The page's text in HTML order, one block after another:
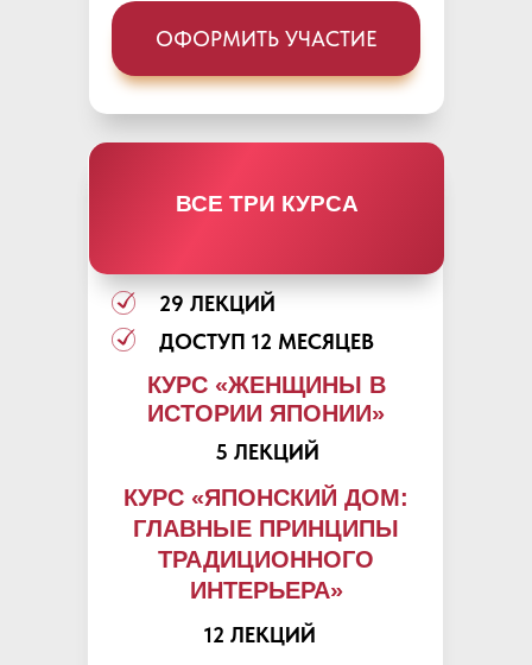
КУРС «ЖЕНЩИНЫ В
ИСТОРИИ ЯПОНИИ»
КУРС «ЯПОНСКИЙ ДОМ:
ГЛАВНЫЕ ПРИНЦИПЫ
ТРАДИЦИОННОГО
ИНТЕРЬЕРА»
ОФОРМИТЬ УЧАСТИЕ
ВСЕ ТРИ КУРСА
29 ЛЕКЦИЙ
5 ЛЕКЦИЙ
12 ЛЕКЦИЙ
ДОСТУП 12 МЕСЯЦЕВ